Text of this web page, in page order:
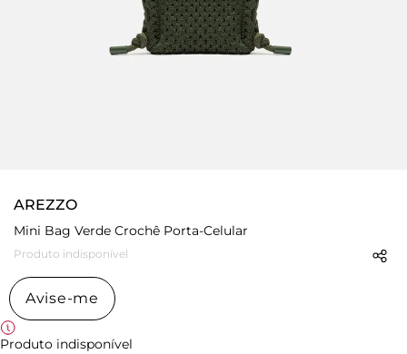
AREZZO
Mini Bag Verde Crochê Porta-Celular
Produto indisponível
Avise-me
Produto indisponível